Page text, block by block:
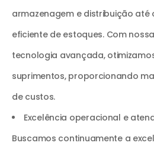
armazenagem e distribuição até
eficiente de estoques. Com
tecnologia avançada,
suprimentos, proporcionando
de custos.
Excelência operacional e
Buscamos continuamente a